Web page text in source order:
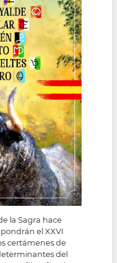
la Sagra hace
el XXVI
certámenes de
del